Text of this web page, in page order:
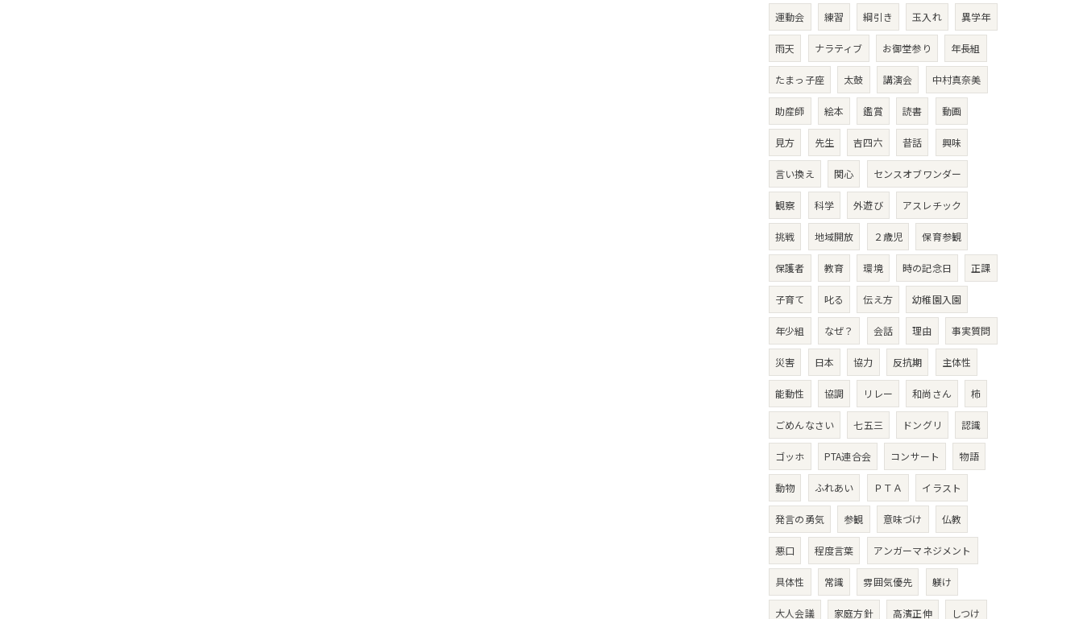
運動会 練習 綱引き 玉入れ 異学年
雨天 ナラティブ お御堂参り 年長組
たまっ子座 太鼓 講演会 中村真奈美
助産師 絵本 鑑賞 読書 動画
見方 先生 吉四六 昔話 興味
言い換え 関心 センスオブワンダー
観察 科学 外遊び アスレチック
挑戦 地域開放 ２歳児 保育参観
保護者 教育 環境 時の記念日 正課
子育て 叱る 伝え方 幼稚園入園
年少組 なぜ？ 会話 理由 事実質問
災害 日本 協力 反抗期 主体性
能動性 協調 リレー 和尚さん 柿
ごめんなさい 七五三 ドングリ 認識
ゴッホ PTA連合会 コンサート 物語
動物 ふれあい ＰＴＡ イラスト
発言の勇気 参観 意味づけ 仏教
悪口 程度言葉 アンガーマネジメント
具体性 常識 雰囲気優先 躾け
大人会議 家庭方針 高濱正伸 しつけ